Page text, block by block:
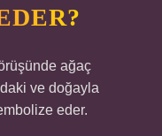
ağaç
ve doğayla
eder.